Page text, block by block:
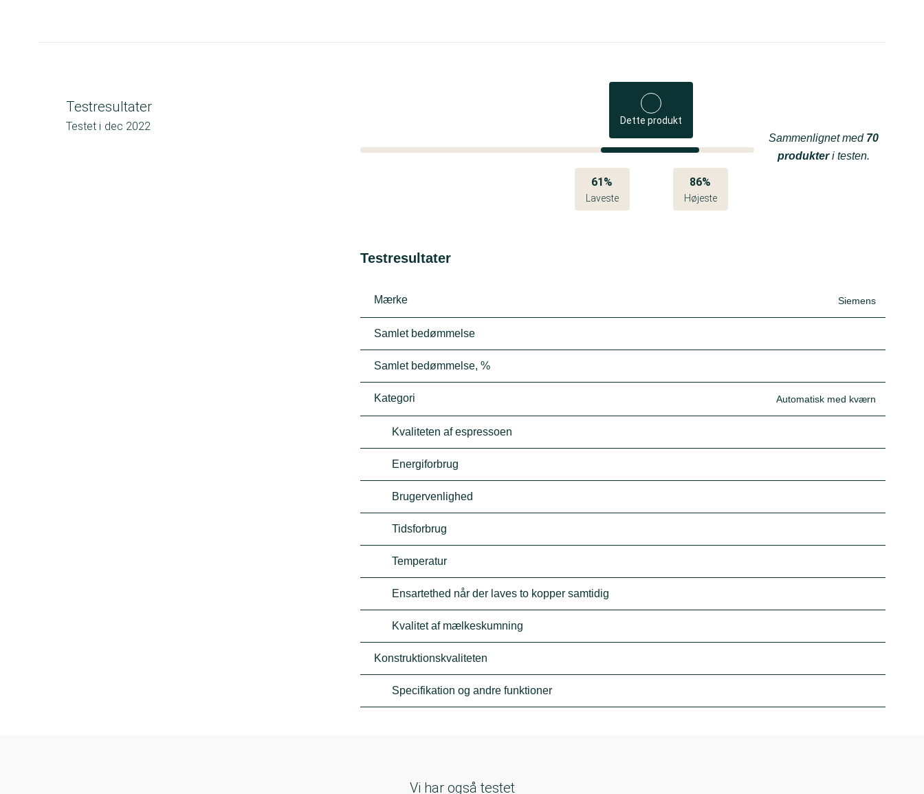
Testresultater
Testet i dec 2022 Dette produkt
61%
Laveste
86%
Højeste
Sammenlignet med 70
produkteri testen.
Testresultater
Mærke Siemens
Samlet bedømmelse
Samlet bedømmelse, %
Kategori Automatisk med kværn
Kvaliteten af espressoen
Energiforbrug
Brugervenlighed
Tidsforbrug
Temperatur
Ensartethed når der laves to kopper samtidig
Kvalitet af mælkeskumning
Konstruktionskvaliteten
Specifikation og andre funktioner
Vi har også testet